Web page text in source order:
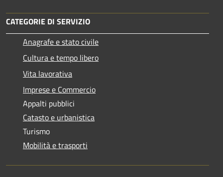
CATEGORIE DI SERVIZIO
Anagrafe e stato civile
Cultura e tempo libero
Vita lavorativa
Imprese e Commercio
Appalti pubblici
Catasto e urbanistica
Turismo
Mobilità e trasporti